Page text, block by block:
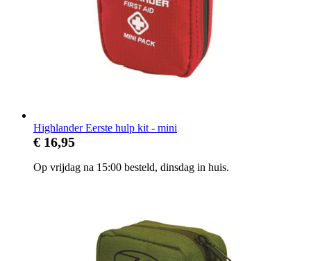
Highlander Eerste hulp kit - mini
€ 16,95
Op vrijdag na 15:00 besteld, dinsdag in huis.